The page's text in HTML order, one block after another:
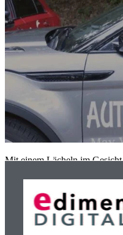
Mit einem Lächeln im